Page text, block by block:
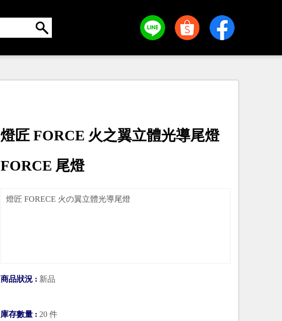
燈匠 FORCE 火之翼立體光導尾燈
FORCE 尾燈
燈匠 FORECE 火の翼立體光導尾燈
商品狀況 : 新品
庫存數量 : 20 件